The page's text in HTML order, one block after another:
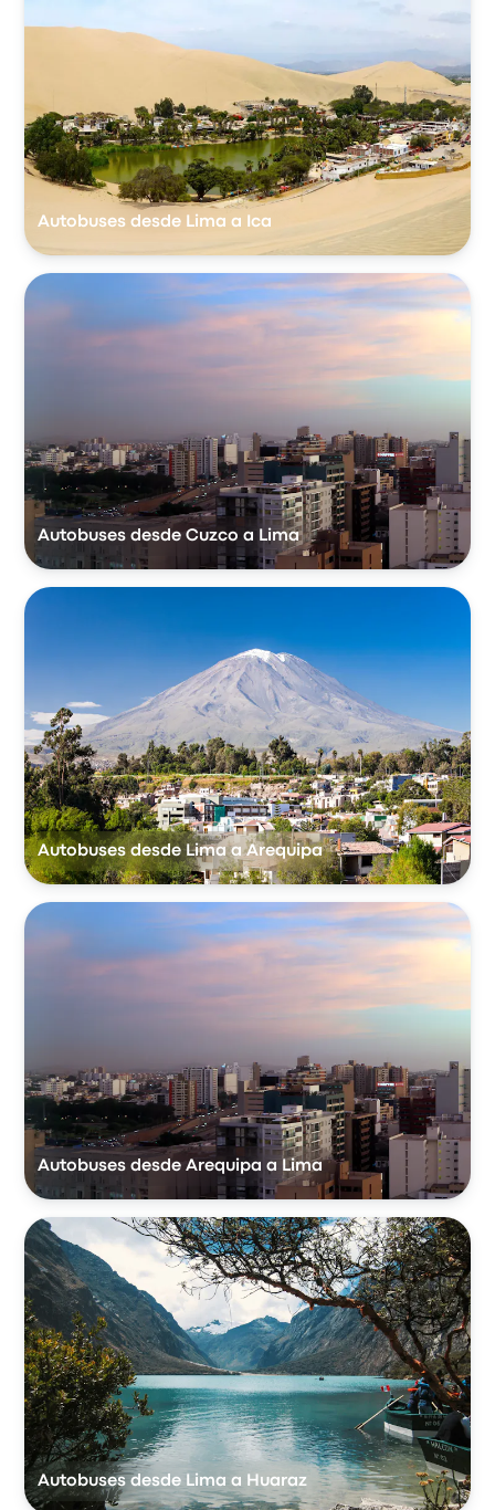
Autobuses desde Lima a Ica
Autobuses desde Cuzco a Lima
Autobuses desde Lima a Arequipa
Autobuses desde Arequipa a Lima
Autobuses desde Lima a Huaraz